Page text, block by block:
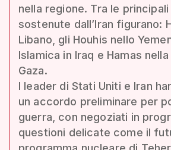
nella regione. Tra le
sostenute dall’Iran figurano:
Libano, gli Houhis nello
Islamica in Iraq e Hamas
Gaza.
I leader di Stati Uniti e Iran
un accordo preliminare per
guerra, con negoziati in
questioni delicate come il